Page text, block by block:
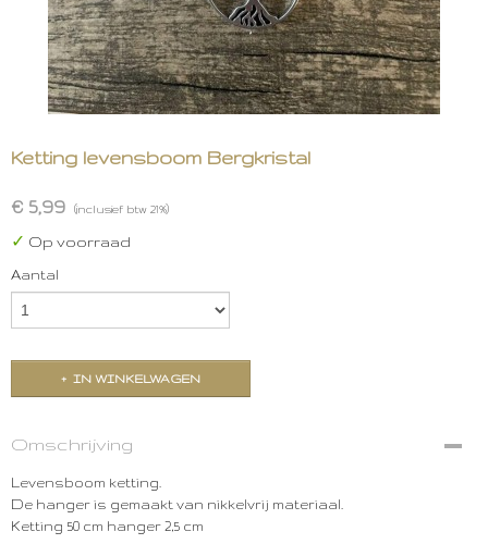
Ketting levensboom Bergkristal
€ 5,99 (inclusief btw 21%)
✓ Op voorraad
Aantal
IN WINKELWAGEN
Omschrijving
Levensboom ketting.
De hanger is gemaakt van nikkelvrij materiaal.
Ketting 50 cm hanger 2,5 cm